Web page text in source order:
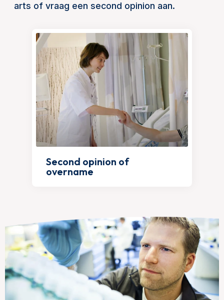
arts of vraag een second opinion aan.
Second opinion of
overname